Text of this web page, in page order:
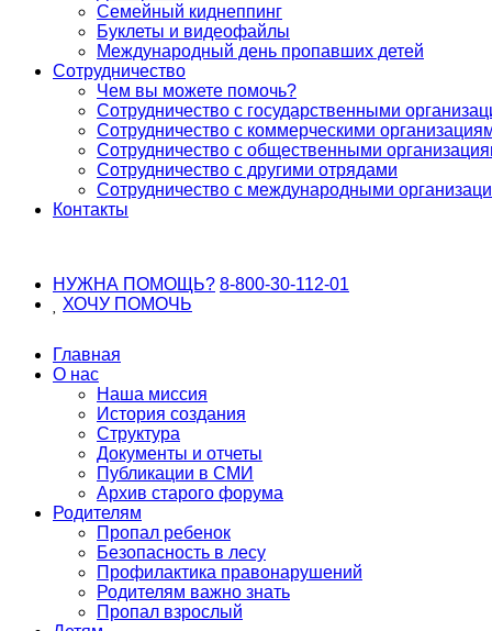
Семейный киднеппинг
Буклеты и видеофайлы
Международный день пропавших детей
Сотрудничество
Чем вы можете помочь?
Сотрудничество с государственными
Сотрудничество с коммерческими
Сотрудничество с общественными
Сотрудничество с другими отрядами
Сотрудничество с международными
Контакты
НУЖНА ПОМОЩЬ? 8-800-30-112-01
ХОЧУ ПОМОЧЬ
Главная
О нас
Наша миссия
История создания
Структура
Документы и отчеты
Публикации в СМИ
Архив старого форума
Родителям
Пропал ребенок
Безопасность в лесу
Профилактика правонарушений
Родителям важно знать
Пропал взрослый